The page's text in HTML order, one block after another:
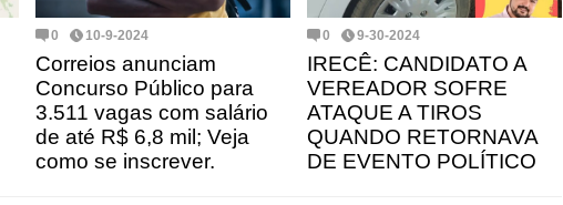
0 10-9-2024
Correios anunciam
Concurso Público para
3.511 vagas com salário
de até R$ 6,8 mil; Veja
como se inscrever.
0 9-30-2024
IRECÊ: CANDIDATO A
VEREADOR SOFRE
ATAQUE A TIROS
QUANDO RETORNAVA
DE EVENTO POLÍTICO